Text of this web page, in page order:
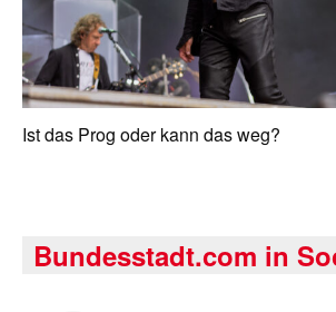
Ist das Prog oder kann das weg?
Bundesstadt.com in